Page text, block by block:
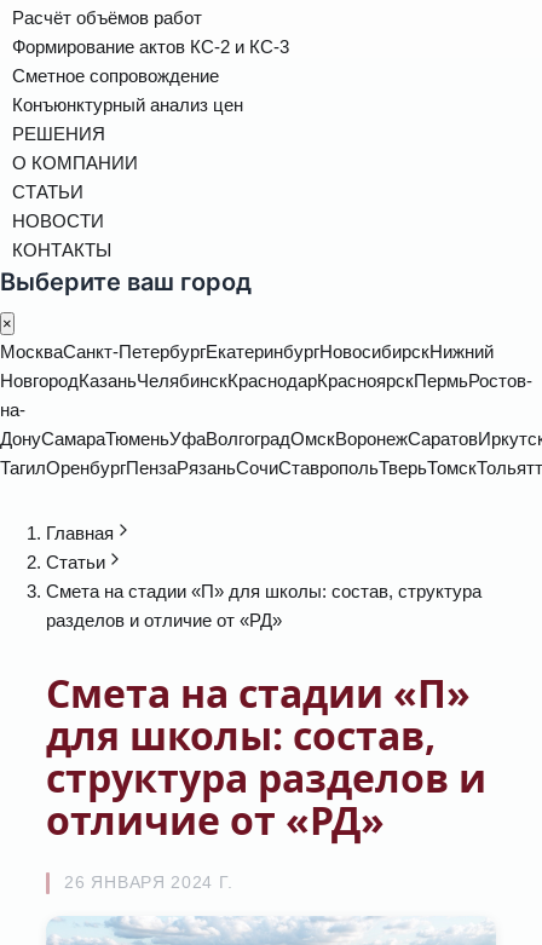
Расчёт объёмов работ
Формирование актов КС-2 и КС-3
Сметное сопровождение
Конъюнктурный анализ цен
РЕШЕНИЯ
О КОМПАНИИ
СТАТЬИ
НОВОСТИ
КОНТАКТЫ
Выберите ваш город
×
МоскваСанкт-ПетербургЕкатеринбургНовосибирскНижний
НовгородКазаньЧелябинскКраснодарКрасноярскПермьРостов-
на-
ДонуСамараТюменьУфаВолгоградОмскВоронежСаратов
ТагилОренбургПензаРязаньСочиСтавропольТверьТомск
Главная
Статьи
Смета на стадии «П» для школы: состав, структура
разделов и отличие от «РД»
Смета на стадии «П»
для школы: состав,
структура разделов и
отличие от «РД»
26 ЯНВАРЯ 2024 Г.